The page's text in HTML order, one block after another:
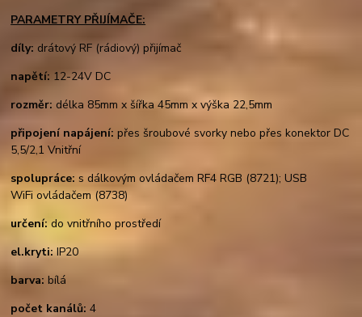
PARAMETRY PŘIJÍMAČE:
díly: drátový RF (rádiový) přijímač
napětí: 12-24V DC
rozměr: délka 85mm x šířka 45mm x výška 22,5mm
připojení napájení:přes šroubové svorky nebo přes konektor DC
5,5/2,1 Vnitřní
spolupráce: s dálkovým ovládačem RF4 RGB (8721); USB
WiFi ovládačem (8738)
určení: do vnitřního prostředí
el.kryti:IP20
barva:bílá
počet kanálů: 4